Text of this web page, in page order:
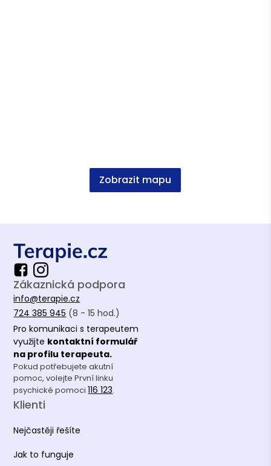
Vzdělání
Sociální práce, DiS., VOŠ Sociálně právní
Zobrazit mapu
Zákaznická podpora
info@terapie.cz
724 385 945 (8 - 15 hod.)
Pro komunikaci s terapeutem
využijte kontaktní formulář
na profilu terapeuta.
Pokud potřebujete akutní
pomoc, volejte První linku
psychické pomoci116 123.
Klienti
Nejčastěji řešíte
Jak to funguje